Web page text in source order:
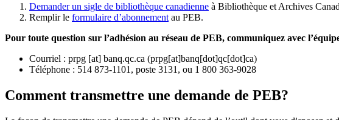
Demander un sigle de bibliothèque canadienne à Bibliothèque et Archives
Remplir le formulaire d’abonnement au PEB.
Pour toute question sur l’adhésion au réseau de PEB, communiquez avec
Courriel : prpg [at] banq.qc.ca (prpg[at]banq[dot]qc[dot]ca)
Téléphone : 514 873-1101, poste 3131, ou 1 800 363-9028
Comment transmettre une demande de PEB?